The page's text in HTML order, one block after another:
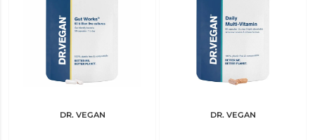
DR. VEGAN DR. VEGAN